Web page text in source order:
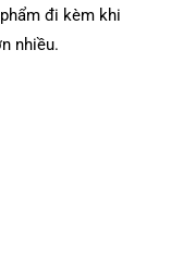
đi kèm khi
nhiều.